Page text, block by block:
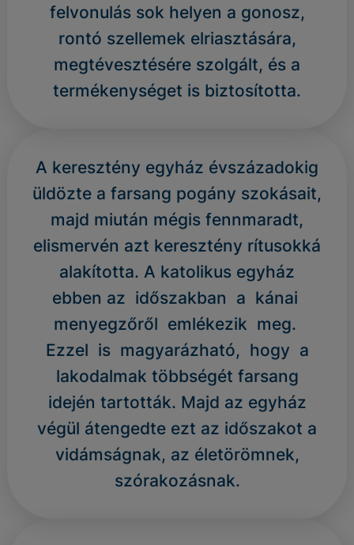
felvonulás sok helyen a gonosz,
rontó szellemek elriasztására,
megtévesztésére szolgált, és a
termékenységet is biztosította.
A keresztény egyház évszázadokig
üldözte a farsang pogány szokásait,
majd miután mégis fennmaradt,
elismervén azt keresztény rítusokká
alakította. A katolikus egyház
ebben az időszakban a kánai
menyegzőről emlékezik meg.
Ezzel is magyarázható, hogy a
lakodalmak többségét farsang
idején tartották. Majd az egyház
végül átengedte ezt az időszakot a
vidámságnak, az életörömnek,
szórakozásnak.